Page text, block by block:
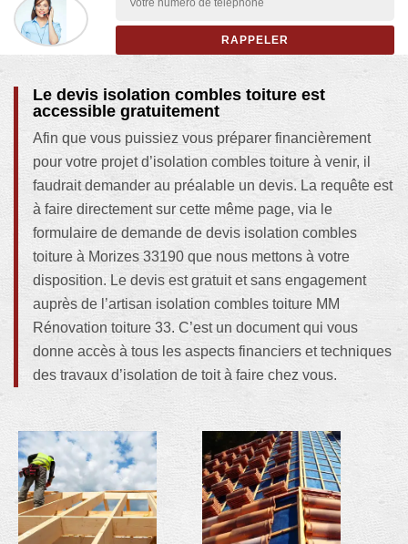
Le devis isolation combles toiture est
accessible gratuitement
Afin que vous puissiez vous préparer financièrement
pour votre projet d’isolation combles toiture à venir, il
faudrait demander au préalable un devis. La requête est
à faire directement sur cette même page, via le
formulaire de demande de devis isolation combles
toiture à Morizes 33190 que nous mettons à votre
disposition. Le devis est gratuit et sans engagement
auprès de l’artisan isolation combles toiture MM
Rénovation toiture 33. C’est un document qui vous
donne accès à tous les aspects financiers et techniques
des travaux d’isolation de toit à faire chez vous.